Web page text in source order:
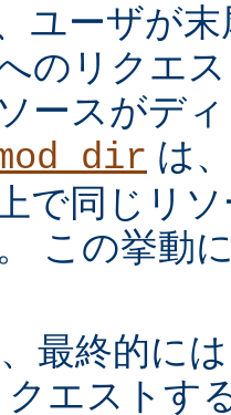
ユーザが
のリクエ
ースがデ
は
で同じリ
この挙動
最終的に
クエストす